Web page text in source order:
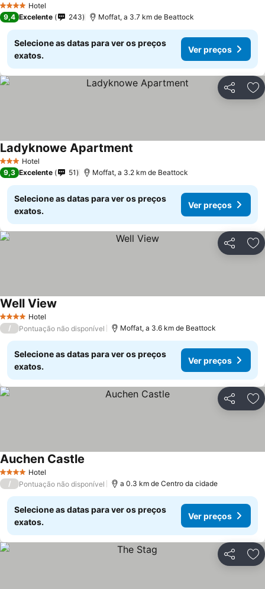
4 EstrelasHotel
9,4 Excelente 243 Moffat, a 3.7 km de Beattock
Selecione as datas para ver os preços
exatos.
Ver preços
Partilhar
3 EstrelasHotel
Ladyknowe Apartment
9,3 Excelente 51 Moffat, a 3.2 km de Beattock
Selecione as datas para ver os preços
exatos.
Ver preços
Partilhar
4 EstrelasHotel
Well View
/ Pontuação não disponível Moffat, a 3.6 km de Beattock
Selecione as datas para ver os preços
exatos.
Ver preços
Partilhar
4 EstrelasHotel
Auchen Castle
/ Pontuação não disponível a 0.3 km de Centro da cidade
Selecione as datas para ver os preços
exatos.
Ver preços
Partilhar